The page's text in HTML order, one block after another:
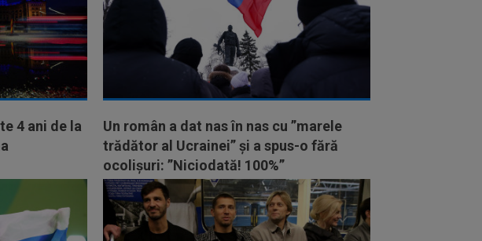
4 ani de la
Un român a dat nas în nas cu ”marele
trădător al Ucrainei” și a spus-o fără
ocolișuri: ”Niciodată! 100%”